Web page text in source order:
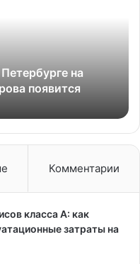
на
появится
Комментарии
класса А: как
затраты на